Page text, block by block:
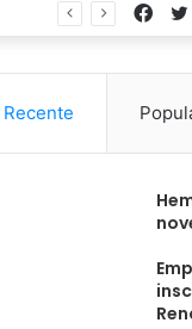
aleatório
Recente